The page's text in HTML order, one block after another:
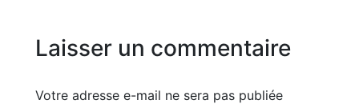
Laisser un commentaire
Votre adresse e-mail ne sera pas publiée